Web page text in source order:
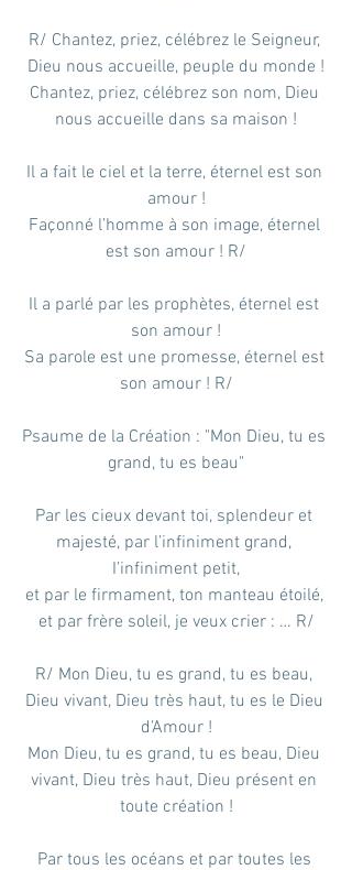
R/ Chantez, priez, célébrez le Seigneur,
Dieu nous accueille, peuple du monde !
Chantez, priez, célébrez son nom, Dieu
nous accueille dans sa maison !
Il a fait le ciel et la terre, éternel est son
amour !
Façonné l’homme à son image, éternel
est son amour ! R/
Il a parlé par les prophètes, éternel est
son amour !
Sa parole est une promesse, éternel est
son amour ! R/
Psaume de la Création : "Mon Dieu, tu es
grand, tu es beau"
Par les cieux devant toi, splendeur et
majesté, par l’infiniment grand,
I’infiniment petit,
et par le firmament, ton manteau étoilé,
et par frère soleil, je veux crier : … R/
R/ Mon Dieu, tu es grand, tu es beau,
Dieu vivant, Dieu très haut, tu es le Dieu
d’Amour !
Mon Dieu, tu es grand, tu es beau, Dieu
vivant, Dieu très haut, Dieu présent en
toute création !
Par tous les océans et par toutes les